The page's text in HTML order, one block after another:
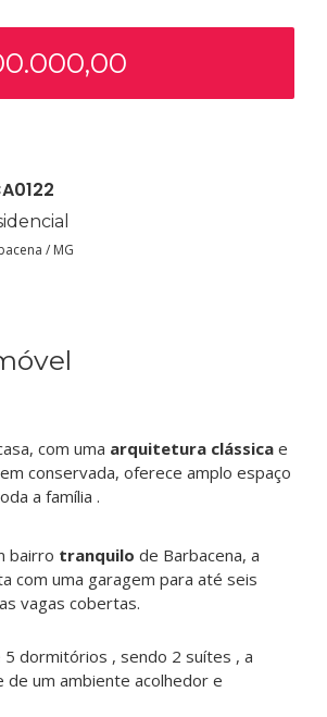
/ MG
com uma arquitetura clássica e
conservada, oferece amplo espaço
a família .
bairro tranquilo de Barbacena, a
com uma garagem para até seis
vagas cobertas.
5 dormitórios , sendo 2 suítes , a
de um ambiente acolhedor e